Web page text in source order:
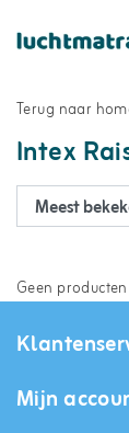
Terug naar
Intex
Geen
Mijn